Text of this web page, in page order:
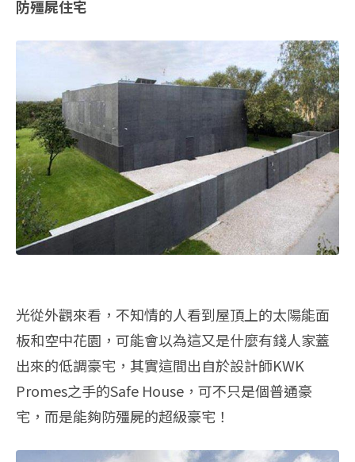
防殭屍住宅
光從外觀來看，不知情的人看到屋頂上的太陽能面
板和空中花園，可能會以為這又是什麼有錢人家蓋
出來的低調豪宅，其實這間出自於設計師KWK
Promes之手的Safe House，可不只是個普通豪
宅，而是能夠防殭屍的超級豪宅！